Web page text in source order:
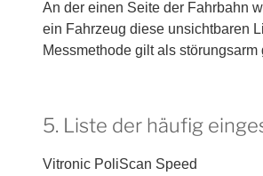
An der einen Seite der Fahrbahn
ein Fahrzeug diese unsichtbaren
Messmethode gilt als
5. Liste der häufig
Vitronic PoliScan Speed